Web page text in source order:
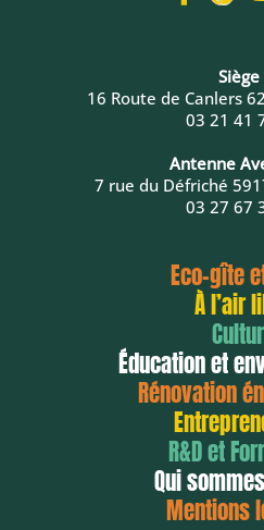
Siège
16 Route de Canlers
03 21 41
Antenne
7 rue du Défriché
03 27 67
Eco-gîte
À l’air
Éducation et
Rénovation
R&D et
Qui
Mentions